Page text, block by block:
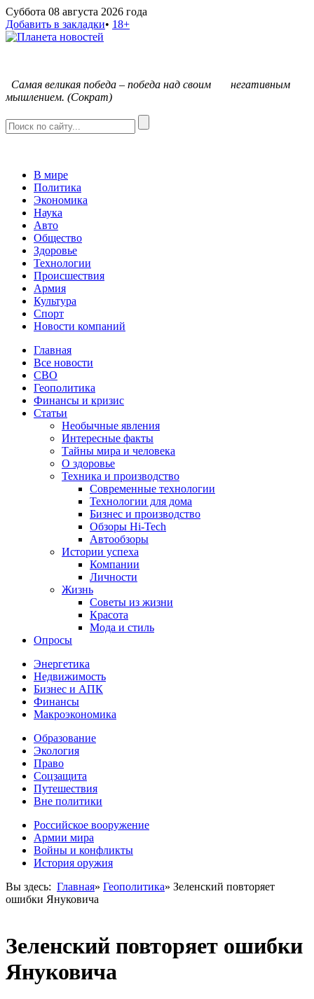
Суббота 08 августа 2026 года
Добавить в закладки• 18+
Самая великая победа – победа над своим негативным
мышлением. (Сократ)
В мире
Политика
Экономика
Наука
Авто
Общество
Здоровье
Технологии
Происшествия
Армия
Культура
Спорт
Новости компаний
Главная
Все новости
СВО
Геополитика
Финансы и кризис
Статьи
Необычные явления
Интересные факты
Тайны мира и человека
О здоровье
Техника и производство
Современные технологии
Технологии для дома
Бизнес и производство
Обзоры Hi-Tech
Автообзоры
Истории успеха
Компании
Личности
Жизнь
Советы из жизни
Красота
Мода и стиль
Опросы
Энергетика
Недвижимость
Бизнес и АПК
Финансы
Макроэкономика
Образование
Экология
Право
Соцзащита
Путешествия
Вне политики
Российское вооружение
Армии мира
Войны и конфликты
История оружия
Вы здесь: Главная» Геополитика» Зеленский повторяет
ошибки Януковича
Зеленский повторяет ошибки
Януковича